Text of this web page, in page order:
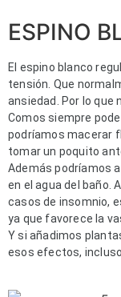
ESPINO
El espino blanco
tensión. Que
ansiedad. Por lo que
Comos siempre
podríamos macerar
tomar un poquito
Además podríamos
en el agua del baño.
casos de insomnio,
ya que favorece la
Y si añadimos
esos efectos,